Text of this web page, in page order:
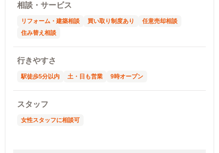
相談・サービス
リフォーム・建築相談 買い取り制度あり
任意売却相談
住み替え相談
行きやすさ
駅徒歩5分以内 土・日も営業 9時オープン
スタッフ
女性スタッフに相談可